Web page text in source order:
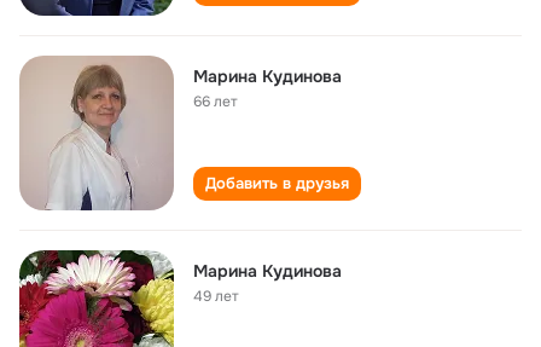
Марина Кудинова
66 лет
Добавить в друзья
Марина Кудинова
49 лет